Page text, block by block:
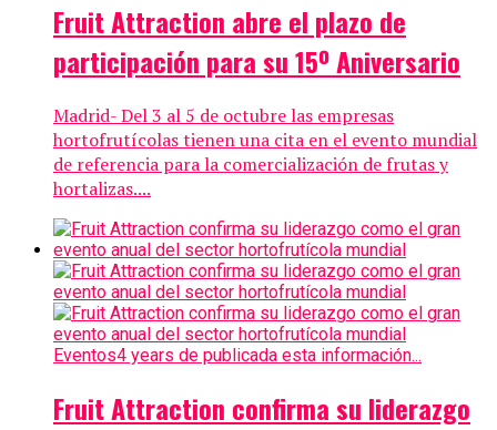
Fruit Attraction abre el plazo de
participación para su 15º Aniversario
Madrid- Del 3 al 5 de octubre las empresas
hortofrutícolas tienen una cita en el evento mundial
de referencia para la comercialización de frutas y
hortalizas....
Eventos4 years de publicada esta información...
Fruit Attraction confirma su liderazgo